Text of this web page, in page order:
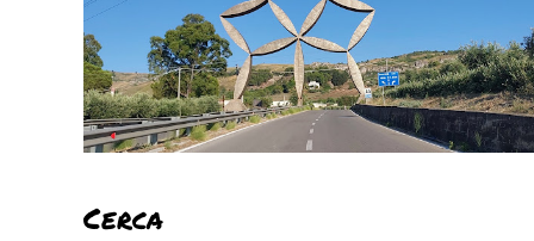
Cerca